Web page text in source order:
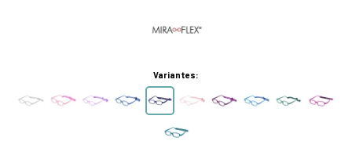
Variantes: